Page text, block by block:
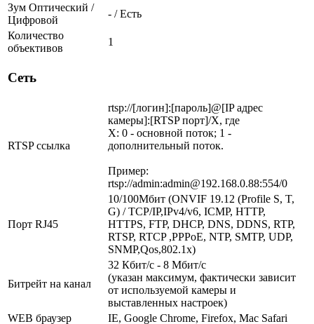
Зум Оптический /
Цифровой
- / Есть
Количество
объективов
1
Сеть
RTSP ссылка
rtsp://[логин]:[пароль]@[IP адрес
камеры]:[RTSP порт]/X, где
X: 0 - основной поток; 1 -
дополнительный поток.
Пример:
rtsp://admin:admin@192.168.0.88:554/0
Порт RJ45
10/100Мбит (ONVIF 19.12 (Profile S, T,
G) / TCP/IP,IPv4/v6, ICMP, HTTP,
HTTPS, FTP, DHCP, DNS, DDNS, RTP,
RTSP, RTCP ,PPPoE, NTP, SMTP, UDP,
SNMP,Qos,802.1x)
Битрейт на канал
32 Кбит/с - 8 Мбит/с
(указан максимум, фактически зависит
от используемой камеры и
выставленных настроек)
WEB браузер
IE, Google Chrome, Firefox, Mac Safari